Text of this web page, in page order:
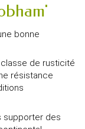
bonne
de rusticité
résistance
supporter des